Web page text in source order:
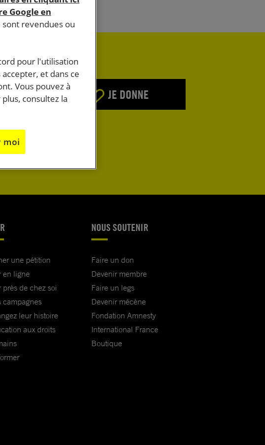
JE DONNE
une pétition
en ligne
près de chez soi
campagnes
leur histoire
aux droits
NOUS SOUTENIR
Faire un don
Devenir membre
Faire un legs
Devenir mécène
Fondation Amnesty
International France
Boutique
Google en
sont revendues ou
pour l'utilisation
et dans ce
Vous pouvez à
consultez la
moi